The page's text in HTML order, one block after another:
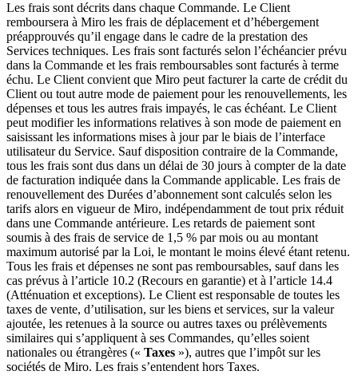
Les frais sont décrits dans chaque Commande. Le Client
remboursera à Miro les frais de déplacement et d’hébergement
préapprouvés qu’il engage dans le cadre de la prestation des
Services techniques. Les frais sont facturés selon l’échéancier prévu
dans la Commande et les frais remboursables sont facturés à terme
échu. Le Client convient que Miro peut facturer la carte de crédit du
Client ou tout autre mode de paiement pour les renouvellements, les
dépenses et tous les autres frais impayés, le cas échéant. Le Client
peut modifier les informations relatives à son mode de paiement en
saisissant les informations mises à jour par le biais de l’interface
utilisateur du Service. Sauf disposition contraire de la Commande,
tous les frais sont dus dans un délai de 30 jours à compter de la date
de facturation indiquée dans la Commande applicable. Les frais de
renouvellement des Durées d’abonnement sont calculés selon les
tarifs alors en vigueur de Miro, indépendamment de tout prix réduit
dans une Commande antérieure. Les retards de paiement sont
soumis à des frais de service de 1,5 % par mois ou au montant
maximum autorisé par la Loi, le montant le moins élevé étant retenu.
Tous les frais et dépenses ne sont pas remboursables, sauf dans les
cas prévus à l’article 10.2 (Recours en garantie) et à l’article 14.4
(Atténuation et exceptions). Le Client est responsable de toutes les
taxes de vente, d’utilisation, sur les biens et services, sur la valeur
ajoutée, les retenues à la source ou autres taxes ou prélèvements
similaires qui s’appliquent à ses Commandes, qu’elles soient
nationales ou étrangères (« Taxes »), autres que l’impôt sur les
sociétés de Miro. Les frais s’entendent hors Taxes.